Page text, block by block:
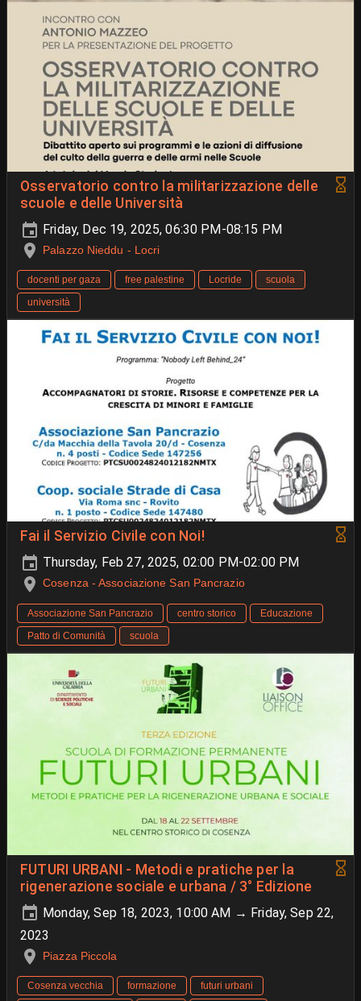
Osservatorio contro la militarizzazione delle
scuole e delle Università
Friday, Dec 19, 2025, 06:30 PM-08:15 PM
Palazzo Nieddu - Locri
docenti per gaza free palestine Locride
scuola
università
Fai il Servizio Civile con Noi!
Thursday, Feb 27, 2025, 02:00 PM-02:00 PM
Cosenza - Associazione San Pancrazio
Associazione San Pancrazio centro storico
Educazione
Patto di Comunità
scuola
FUTURI URBANI - Metodi e pratiche per la
rigenerazione sociale e urbana / 3° Edizione
Monday, Sep 18, 2023, 10:00 AM → Friday, Sep 22,
2023
Piazza Piccola
Cosenza vecchia formazione futuri urbani